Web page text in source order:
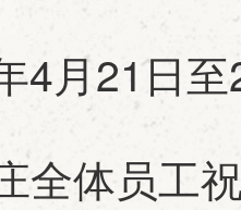
21日至22
员工祝